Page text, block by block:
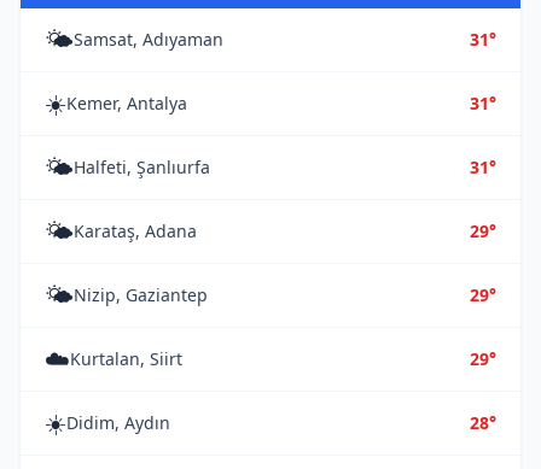
🌤️Samsat, Adıyaman 31°
☀️Kemer, Antalya 31°
🌤️Halfeti, Şanlıurfa 31°
🌤️Karataş, Adana 29°
🌤️Nizip, Gaziantep 29°
☁️Kurtalan, Siirt 29°
☀️Didim, Aydın 28°